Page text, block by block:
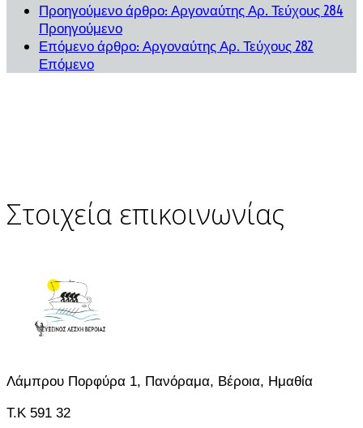
Προηγούμενο άρθρο: Αργοναύτης Αρ. Τεύχους 284
Προηγούμενο
Επόμενο άρθρο: Αργοναύτης Αρ. Τεύχους 282
Επόμενο
Στοιχεία επικοινωνίας
Λάμπρου Πορφύρα 1, Πανόραμα, Βέροια, Ημαθία
T.K 591 32